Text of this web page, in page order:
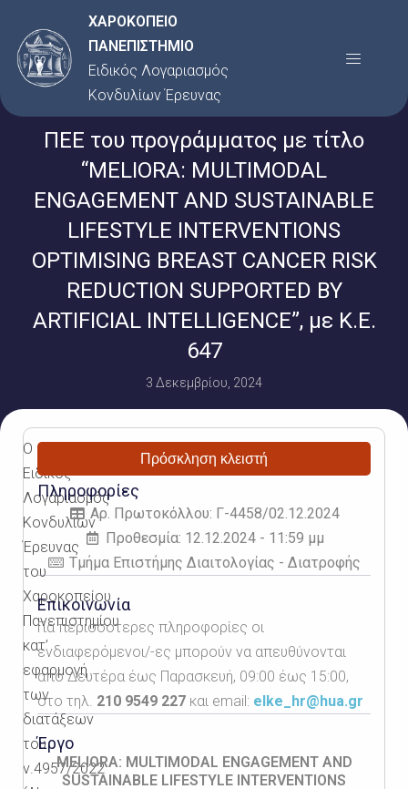
στο
περιεχόμενο
ΧΑΡΟΚΟΠΕΙΟ
ΠΑΝΕΠΙΣΤΗΜΙΟ
Ειδικός Λογαριασμός
Κονδυλίων Έρευνας
Menu
ΠΕΕ του προγράμματος με τίτλο
“MELIORA: MULTIMODAL
ENGAGEMENT AND SUSTAINABLE
LIFESTYLE INTERVENTIONS
OPTIMISING BREAST CANCER RISK
REDUCTION SUPPORTED BY
ARTIFICIAL INTELLIGENCE”, με Κ.Ε.
647
3 Δεκεμβρίου, 2024
Ο
Ειδικός
Λογαριασμός
Κονδυλίων
Έρευνας
του
Χαροκοπείου
Πανεπιστημίου
κατ’
εφαρμογή
των
διατάξεων
του
ν.4957/2022
Πρόσκληση κλειστή
Πληροφορίες
Αρ. Πρωτοκόλλου: Γ-4458/02.12.2024
Προθεσμία: 12.12.2024 - 11:59 μμ
Τμήμα Επιστήμης Διαιτολογίας - Διατροφής
Επικοινωνία
Για περισσότερες πληροφορίες οι
ενδιαφερόμενοι/-ες μπορούν να απευθύνονται
από Δευτέρα έως Παρασκευή, 09:00 έως 15:00,
στο τηλ. 210 9549 227 και email: elke_hr@hua.gr
Έργο
MELIORA: MULTIMODAL ENGAGEMENT AND
SUSTAINABLE LIFESTYLE INTERVENTIONS